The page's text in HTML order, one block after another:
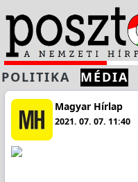
POLITIKA MÉDIA
Magyar Hírlap
2021. 07. 07. 11:40